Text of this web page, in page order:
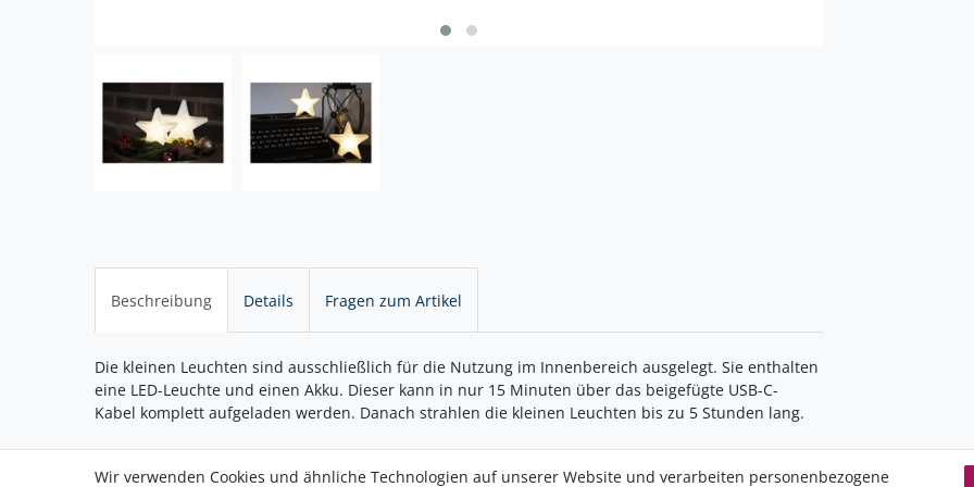
Beschreibung Details Fragen zum Artikel
Die kleinen Leuchten sind ausschließlich für die Nutzung im Innenbereich ausgelegt. Sie enthalten
eine LED-Leuchte und einen Akku. Dieser kann in nur 15 Minuten über das beigefügte USB-C-
Kabel komplett aufgeladen werden. Danach strahlen die kleinen Leuchten bis zu 5 Stunden lang.
Wir verwenden Cookies und ähnliche Technologien auf unserer Website und verarbeiten personenbezogene